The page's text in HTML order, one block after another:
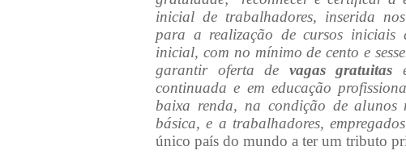
inicial de trabalhadores, inserida
para a realização de cursos iniciais
inicial, com no mínimo de cento e
garantir oferta de vagas gratuitas
continuada e em educação
baixa renda, na condição de alunos
básica, e a trabalhadores,
único país do mundo a ter um tributo